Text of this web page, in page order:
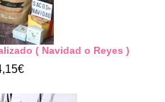
( Navidad o Reyes )